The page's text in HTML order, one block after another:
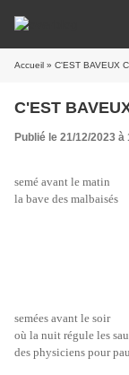
Accueil » C'EST BAVEUX
C'EST
Publié le 21/12/2023 à
semé avant le matin
la bave des malbaisés
la poitrine
poursuite
lignes
semées avant le soir
où la nuit régule les
des physiciens pour